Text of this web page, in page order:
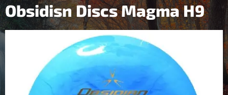
Obsidisn Discs Magma H9